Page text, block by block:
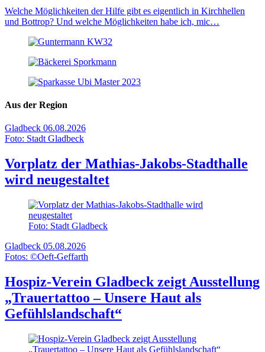
Welche Möglichkeiten der Hilfe gibt es eigentlich in Kirchhellen
und Bottrop? Und welche Möglichkeiten habe ich, mic…
Aus der Region
Gladbeck 06.08.2026
Foto: Stadt Gladbeck
Vorplatz der Mathias-Jakobs-Stadthalle
wird neugestaltet
Foto: Stadt Gladbeck
Gladbeck 05.08.2026
Fotos: ©Oeft-Geffarth
Hospiz-Verein Gladbeck zeigt Ausstellung
„Trauertattoo – Unsere Haut als
Gefühlslandschaft“